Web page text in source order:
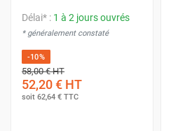
Délai* : 1 à 2 jours ouvrés
* généralement constaté
-10%
58,00 €HT
52,20 € HT
soit 62,64 € TTC